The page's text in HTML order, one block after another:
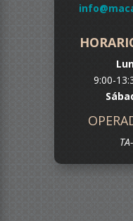
9:00-